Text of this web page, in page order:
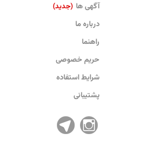
آگهی ها (جدید)
درباره ما
راهنما
حریم خصوصی
شرایط استفاده
پشتیبانی